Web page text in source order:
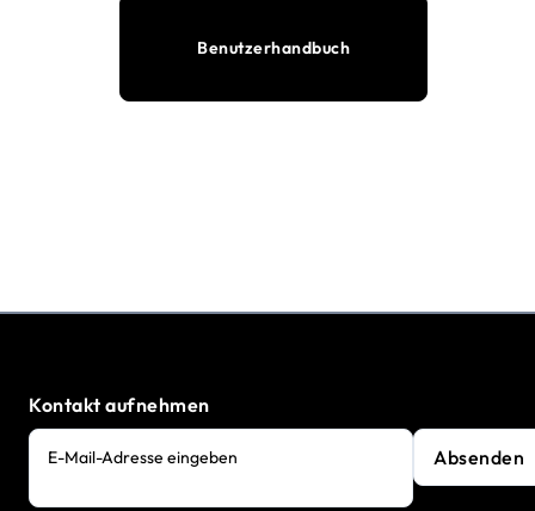
Benutzerhandbuch
Kontakt aufnehmen
E-Mail-Adresse eingeben Absenden